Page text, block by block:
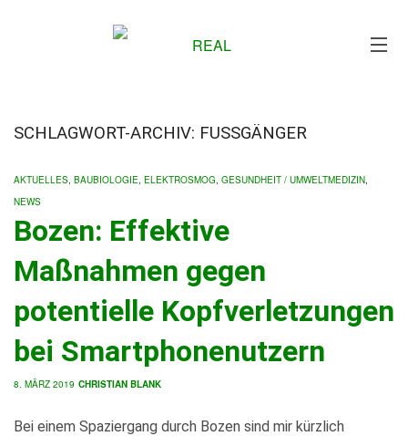
SCHLAGWORT-ARCHIV: FUSSGÄNGER
AKTUELLES, BAUBIOLOGIE, ELEKTROSMOG, GESUNDHEIT / UMWELTMEDIZIN,
NEWS
Bozen: Effektive
Maßnahmen gegen
potentielle Kopfverletzungen
bei Smartphonenutzern
8. MÄRZ 2019 CHRISTIAN BLANK
Bei einem Spaziergang durch Bozen sind mir kürzlich